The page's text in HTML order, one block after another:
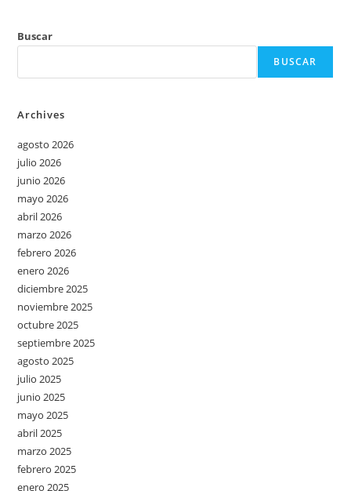
Buscar
BUSCAR
Archives
agosto 2026
julio 2026
junio 2026
mayo 2026
abril 2026
marzo 2026
febrero 2026
enero 2026
diciembre 2025
noviembre 2025
octubre 2025
septiembre 2025
agosto 2025
julio 2025
junio 2025
mayo 2025
abril 2025
marzo 2025
febrero 2025
enero 2025